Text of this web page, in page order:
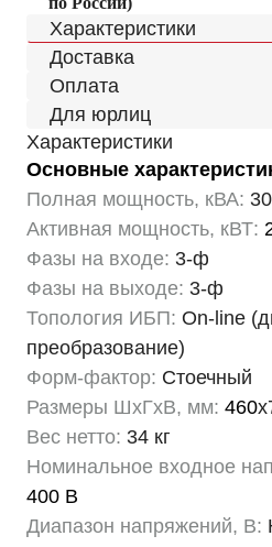
Характеристики
Доставка
Оплата
Для юрлиц
Характеристики
Основные
Полная мощность, кВА: 30
Активная мощность, кВТ:
Фазы на входе: 3-ф
Фазы на выходе: 3-ф
Топология ИБП: On-line
преобразование)
Форм-фактор: Стоечный
Размеры ШхГхВ, мм: 460
Вес нетто: 34 кг
Номинальное входное
400 В
Диапазон напряжений, В: